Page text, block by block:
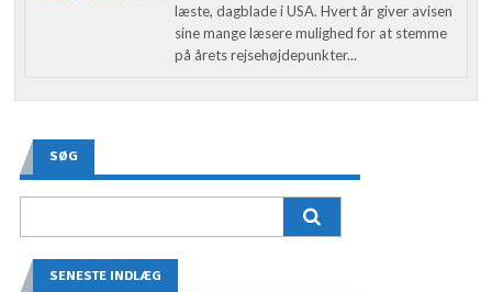
læste, dagblade i USA. Hvert år giver avisen
sine mange læsere mulighed for at stemme
på årets rejsehøjdepunkter...
SØG
SENESTE INDLÆG